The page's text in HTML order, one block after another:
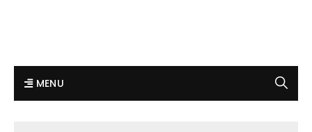
MENU